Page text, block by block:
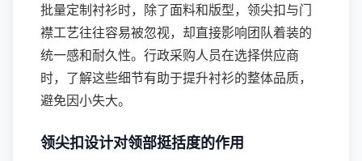
批量定制衬衫时，除了面料和版型，领尖扣与门
襟工艺往往容易被忽视，却直接影响团队着装的
统一感和耐久性。行政采购人员在选择供应商
时，了解这些细节有助于提升衬衫的整体品质，
避免因小失大。
领尖扣设计对领部挺括度的作用